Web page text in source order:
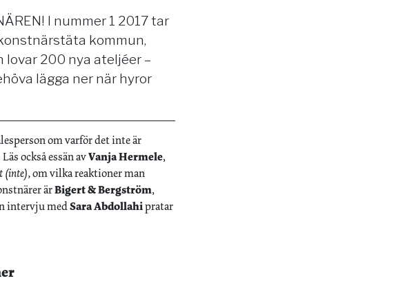
I nummer 1 2017 tar
kommun,
200 nya ateljéer –
lägga ner när hyror
om varför det inte är
också essän avVanja Hermele,
(inte),om vilka reaktioner man
ärBigert & Bergström,
intervju medSara Abdollahipratar